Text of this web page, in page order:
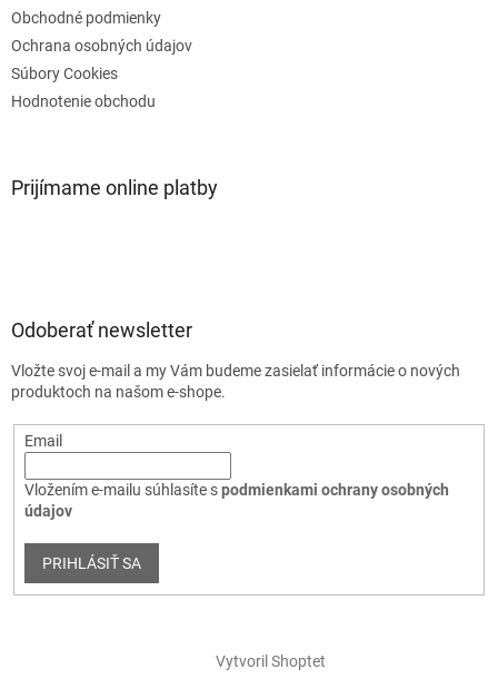
Obchodné podmienky
Ochrana osobných údajov
Súbory Cookies
Hodnotenie obchodu
Prijímame online platby
Odoberať newsletter
Vložte svoj e-mail a my Vám budeme zasielať informácie o nových
produktoch na našom e-shope.
Email
Vložením e-mailu súhlasíte spodmienkami ochrany osobných
údajov
PRIHLÁSIŤ SA
Vytvoril Shoptet